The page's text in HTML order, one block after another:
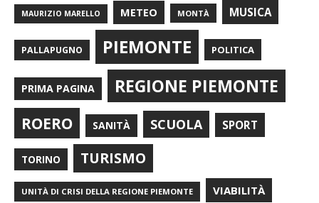
MAURIZIO MARELLO METEO MONTÀ MUSICA
PALLAPUGNO PIEMONTE POLITICA
PRIMA PAGINA REGIONE PIEMONTE
ROERO SANITÀ SCUOLA SPORT
TORINO TURISMO
UNITÀ DI CRISI DELLA REGIONE PIEMONTE VIABILITÀ